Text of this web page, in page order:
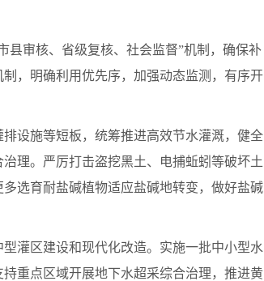
县审核、省级复核、社会监督”机制，确保补
，明确利用优先序，加强动态监测，有序开
设施等短板，统筹推进高效节水灌溉，健全
理。严厉打击盗挖黑土、电捕蚯蚓等破坏土
选育耐盐碱植物适应盐碱地转变，做好盐碱
灌区建设和现代化改造。实施一批中小型水
重点区域开展地下水超采综合治理，推进黄